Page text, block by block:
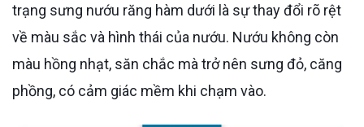
trạng sưng nướu răng hàm dưới là sự thay đổi rõ rệt
về màu sắc và hình thái của nướu. Nướu không còn
màu hồng nhạt, săn chắc mà trở nên sưng đỏ, căng
phồng, có cảm giác mềm khi chạm vào.